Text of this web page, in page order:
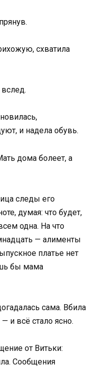
схватила
и надела обувь.
дома болеет, а
следы его
думая: что будет,
одна. На что
— алименты
платье нет
бы мама
сама. Вбила
и всё стало ясно.
от Витьки:
Сообщения